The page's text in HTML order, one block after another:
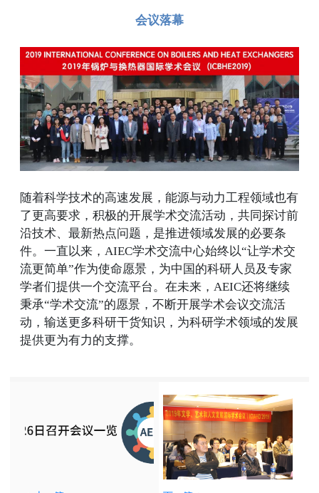
会议落幕
随着科学技术的高速发展，能源与动力工程领域也有
了更高要求，积极的开展学术交流活动，共同探讨前
沿技术、最新热点问题，是推进领域发展的必要条
件。一直以来，AIEC学术交流中心始终以“让学术交
流更简单”作为使命愿景，为中国的科研人员及专家
学者们提供一个交流平台。在未来，AEIC还将继续
秉承“学术交流”的愿景，不断开展学术会议交流活
动，输送更多科研干货知识，为科研学术领域的发展
提供更为有力的支撑。